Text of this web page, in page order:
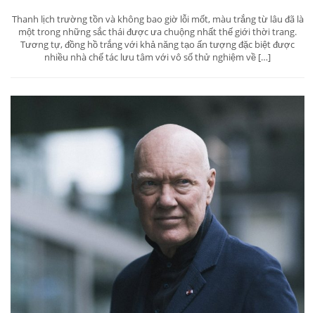
Thanh lịch trường tồn và không bao giờ lỗi mốt, màu trắng từ lâu đã là
một trong những sắc thái được ưa chuộng nhất thế giới thời trang.
Tương tự, đồng hồ trắng với khả năng tạo ấn tượng đặc biệt được
nhiều nhà chế tác lưu tâm với vô số thử nghiệm về […]